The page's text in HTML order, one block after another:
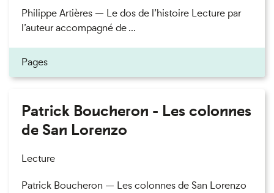
Philippe Artières — Le dos de l’histoire Lecture par
l’auteur accompagné de ...
Pages
Patrick Boucheron - Les colonnes
de San Lorenzo
Lecture
Patrick Boucheron — Les colonnes de San Lorenzo